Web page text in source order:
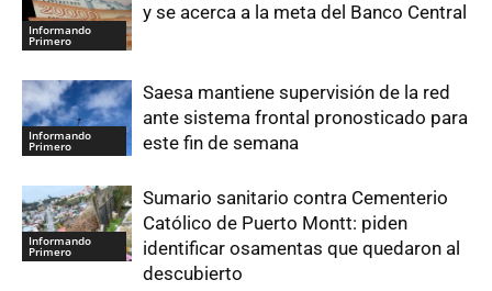
Informando
Primero
y se acerca a la meta del Banco Central
Informando
Primero
Saesa mantiene supervisión de la red
ante sistema frontal pronosticado para
este fin de semana
Informando
Primero
Sumario sanitario contra Cementerio
Católico de Puerto Montt: piden
identificar osamentas que quedaron al
descubierto